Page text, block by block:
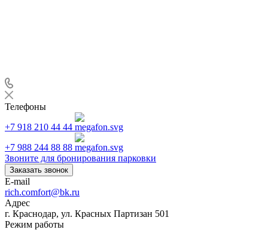
Телефоны
+7 918 210 44 44
+7 988 244 88 88
Звоните для бронирования парковки
Заказать звонок
E-mail
rich.comfort@bk.ru
Адрес
г. Краснодар, ул. Красных Партизан 501
Режим работы